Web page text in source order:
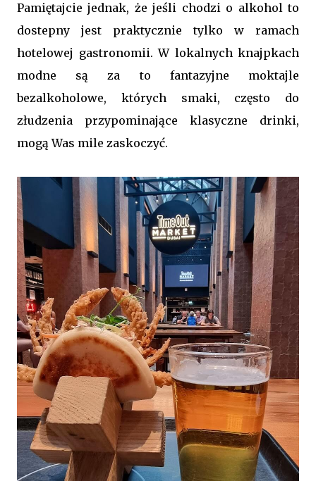
Pamiętajcie jednak, że jeśli chodzi o alkohol to
dostepny jest praktycznie tylko w ramach
hotelowej gastronomii. W lokalnych knajpkach
modne są za to fantazyjne moktajle
bezalkoholowe, których smaki, często do
złudzenia przypominające klasyczne drinki,
mogą Was mile zaskoczyć.